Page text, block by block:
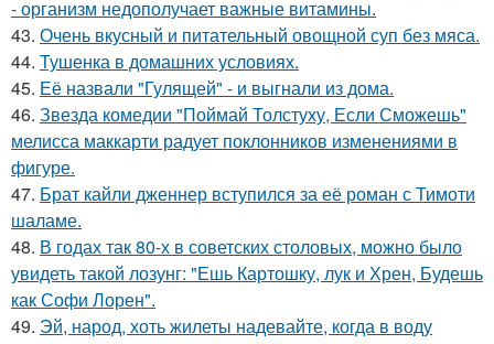
- организм недополучает важные витамины.
43. Очень вкусный и питательный овощной суп без мяса.
44. Тушенка в домашних условиях.
45. Её назвали "Гулящей" - и выгнали из дома.
46. Звезда комедии "Поймай Толстуху, Если Сможешь"
мелисса маккарти радует поклонников изменениями в
фигуре.
47. Брат кайли дженнер вступился за её роман с Тимоти
шаламе.
48. В годах так 80-х в советских столовых, можно было
увидеть такой лозунг: "Ешь Картошку, лук и Хрен, Будешь
как Софи Лорен".
49. Эй, народ, хоть жилеты надевайте, когда в воду